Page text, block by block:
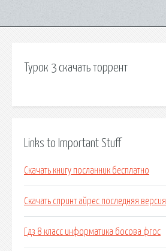
Турок 3 скачать торрент
Links to Important Stuff
Скачать книгу посланник бесплатно
Скачать спринт айрес последняя версия
Гдз 8 класс информатика босова фгос